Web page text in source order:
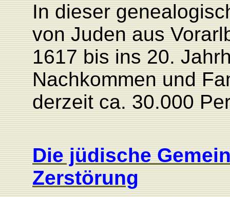
In dieser
von Juden aus
1617 bis ins 20.
Nachkommen und
derzeit ca. 30.000
Die jüdische
Zerstörung